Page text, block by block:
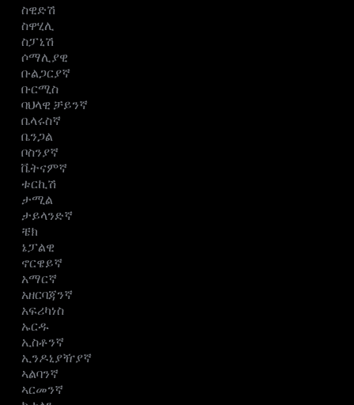
ስዊድሽ
ስዋሂሊ
ስፓኒሽ
ሶማሊያዊ
ቡልጋርያኛ
ቡርሚስ
ባህላዊ ቻይንኛ
ቤላሩስኛ
ቤንጋል
ቦስንያኛ
ቬትናምኛ
ቱርኪሽ
ታሚል
ታይላንድኛ
ቼክ
ኔፓልዊ
ኖርዌይኛ
አማርኛ
አዘርባጃንኛ
አፍሪካነስ
ኡርዱ
ኢስቶንኛ
ኢንዶኒያዥያኛ
ኣልባንኛ
ኣርመንኛ